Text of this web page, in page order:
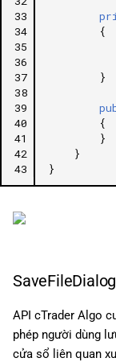
33
34
35
36
37
38
39
40
41
42
43
{
}
{
}
}
}
SaveFileDialog
API cTrader Algo
phép người dùng
cửa sổ liên quan